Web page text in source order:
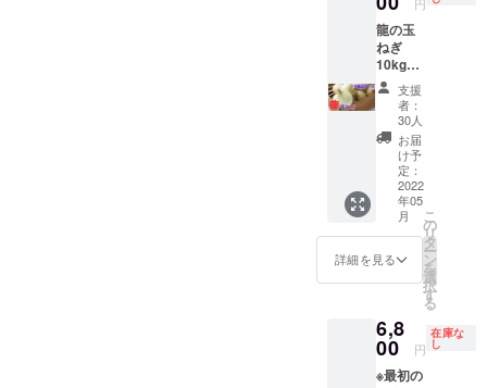
す。 賞
味期限
は、日
陰で段
ボール
は開け
たまま
で、風
通しの
良い所
置いて
いただ
けれ
ば、1ヶ
月〜
1.5ヶ月
夫で
す！
い。 龍
の玉ね
ぎ5kg
コース
です！
1箱の個
数 約
15個で
す。 発
送方法
は運送
業者さ
んにお
願いし
ます。
ト締め
切り
後、随
時発送
龍の玉
ねぎ
10kg
コース
です！
個数
約30個
です。
発送方
法は運
送業者
さんに
お願い
しま
す。 発
送はプ
クト締
め切り
後、随
時発送
支援
者：
30人
お届
け予
定：
2022
年05
月
詳細を見る
こ
の
リ
タ
ー
ン
を
選
択
す
る
6,8
00 円
在庫な
し
※最初の